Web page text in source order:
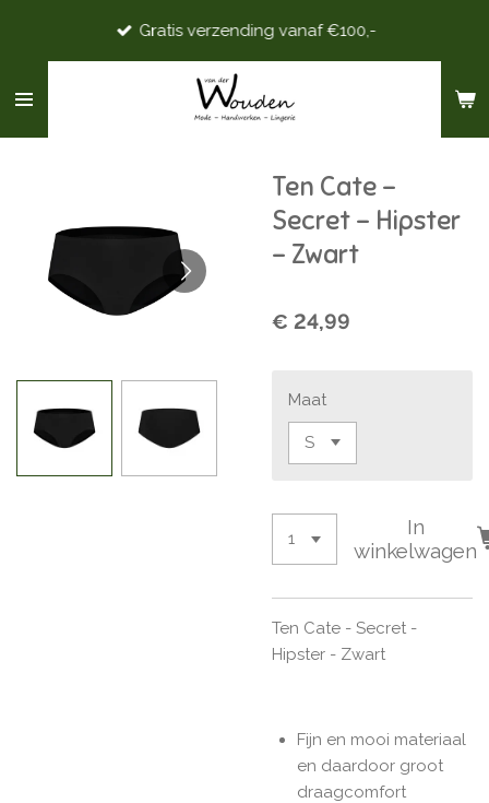
de
Gratis verzending vanaf €100,-
Ten Cate -
Secret - Hipster
- Zwart
€ 24,99
Maat
In
winkelwagen
Ten Cate - Secret -
Hipster - Zwart
Fijn en mooi materiaal
en daardoor groot
draagcomfort